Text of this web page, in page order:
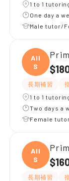
1 to 1
One day a
Male tutor/
All
S
長期補習
1 to 1
Two days a
Female
All
S
長期補習